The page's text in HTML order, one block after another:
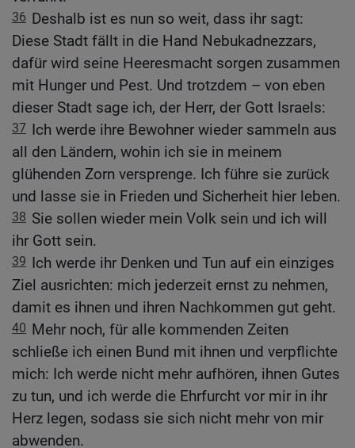
36 Deshalb ist es nun so weit, dass ihr sagt:
Diese Stadt fällt in die Hand Nebukadnezzars,
dafür wird seine Heeresmacht sorgen zusammen
mit Hunger und Pest. Und trotzdem – von eben
dieser Stadt sage ich, der Herr, der Gott Israels:
37 Ich werde ihre Bewohner wieder sammeln aus
all den Ländern, wohin ich sie in meinem
glühenden Zorn versprenge. Ich führe sie zurück
und lasse sie in Frieden und Sicherheit hier leben.
38 Sie sollen wieder mein Volk sein und ich will
ihr Gott sein.
39 Ich werde ihr Denken und Tun auf ein einziges
Ziel ausrichten: mich jederzeit ernst zu nehmen,
damit es ihnen und ihren Nachkommen gut geht.
40 Mehr noch, für alle kommenden Zeiten
schließe ich einen Bund mit ihnen und verpflichte
mich: Ich werde nicht mehr aufhören, ihnen Gutes
zu tun, und ich werde die Ehrfurcht vor mir in ihr
Herz legen, sodass sie sich nicht mehr von mir
abwenden.